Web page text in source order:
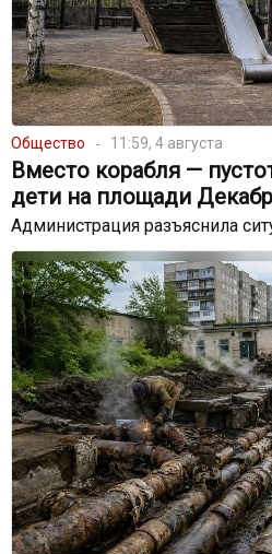
Общество 11:59, 4 августа
Вместо корабля —
дети на площади
Администрация разъяснила